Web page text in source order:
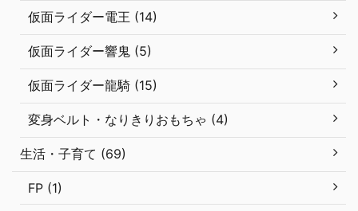
仮面ライダー電王 (14)
仮面ライダー響鬼 (5)
仮面ライダー龍騎 (15)
変身ベルト・なりきりおもちゃ (4)
生活・子育て (69)
FP (1)